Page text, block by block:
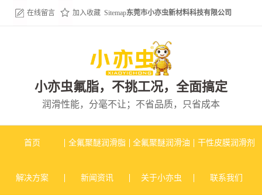
在线留言 加入收藏 Sitemap东莞市小亦虫新材料科技有限公司
小亦虫氟脂，不挑工况，全面搞定
润滑性能，分毫不让；不省品质，只省成本
首页 全氟聚醚润滑脂 全氟聚醚润滑油 干性皮膜润滑剂
解决方案 新闻资讯 关于小亦虫 联系我们